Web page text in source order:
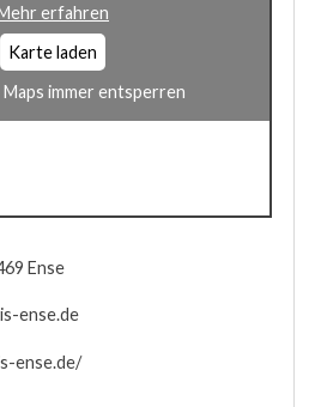
erfahren
Karte laden
immer entsperren
Ense
ense.de
ense.de/